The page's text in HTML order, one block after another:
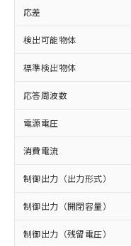
応差
検出可能物体
標準検出物体
応答周波数
電源電圧
消費電流
制御出力（出力形式）
制御出力（開閉容量）
制御出力（残留電圧）